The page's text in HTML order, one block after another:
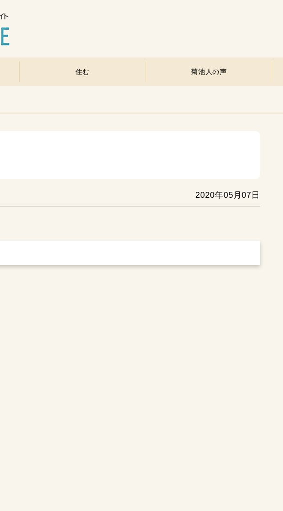
住む 菊池人の声
2020年05月07日